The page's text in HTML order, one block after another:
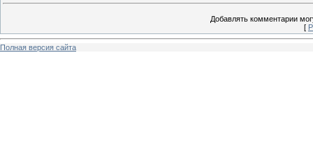
Добавлять комментарии
[
Полная версия сайта